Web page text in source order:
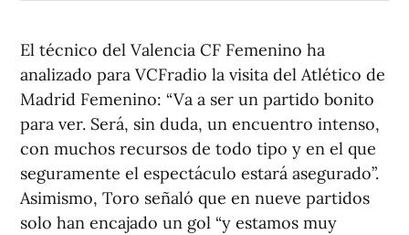
El técnico del Valencia CF Femenino ha
analizado para VCFradio la visita del Atlético de
Madrid Femenino: “Va a ser un partido bonito
para ver. Será, sin duda, un encuentro intenso,
con muchos recursos de todo tipo y en el que
seguramente el espectáculo estará asegurado”.
Asimismo, Toro señaló que en nueve partidos
solo han encajado un gol “y estamos muy